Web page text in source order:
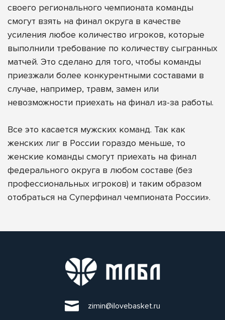
своего регионального чемпионата команды
смогут взять на финал округа в качестве
усиления любое количество игроков, которые
выполнили требование по количеству сыгранных
матчей. Это сделано для того, чтобы команды
приезжали более конкурентными составами в
случае, например, травм, замен или
невозможности приехать на финал из-за работы.
Все это касается мужских команд. Так как
женских лиг в России гораздо меньше, то
женские команды смогут приехать на финал
федерального округа в любом составе (без
профессиональных игроков) и таким образом
отобраться на Суперфинал чемпионата России».
zimin@ilovebasket.ru